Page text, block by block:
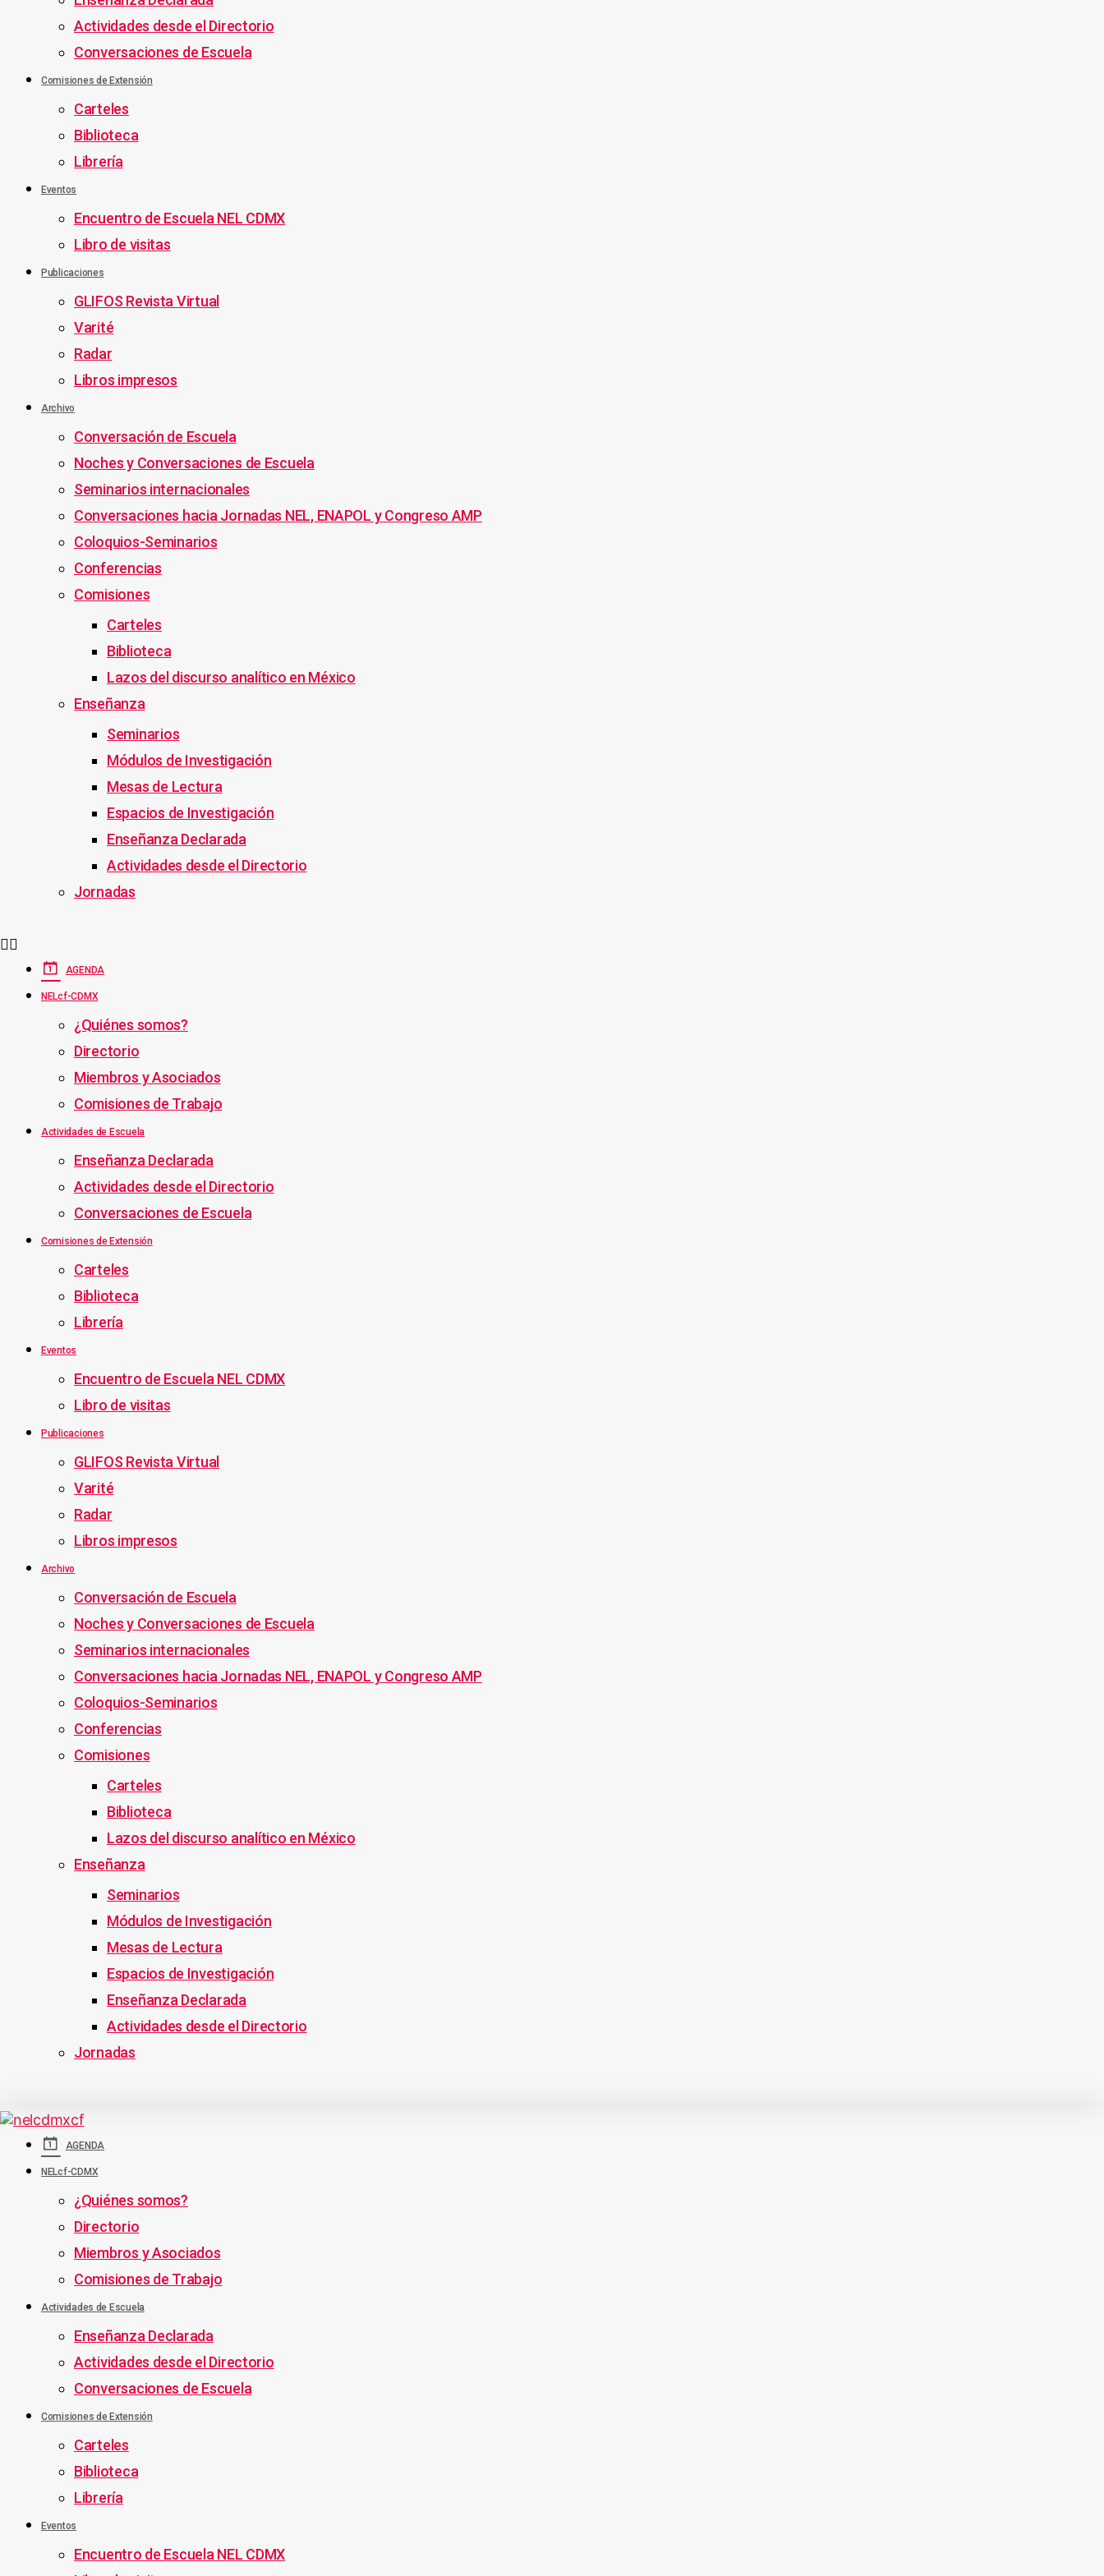
Actividades desde el Directorio
Conversaciones de Escuela
Comisiones de Extensión
Carteles
Biblioteca
Librería
Eventos
Encuentro de Escuela NEL CDMX
Libro de visitas
Publicaciones
GLIFOS Revista Virtual
Varité
Radar
Libros impresos
Archivo
Conversación de Escuela
Noches y Conversaciones de Escuela
Seminarios internacionales
Conversaciones hacia Jornadas NEL, ENAPOL y Congreso AMP
Coloquios-Seminarios
Conferencias
Comisiones
Carteles
Biblioteca
Lazos del discurso analítico en México
Enseñanza
Seminarios
Módulos de Investigación
Mesas de Lectura
Espacios de Investigación
Enseñanza Declarada
Actividades desde el Directorio
Jornadas
AGENDA
NELcf-CDMX
¿Quiénes somos?
Directorio
Miembros y Asociados
Comisiones de Trabajo
Actividades de Escuela
Enseñanza Declarada
Actividades desde el Directorio
Conversaciones de Escuela
Comisiones de Extensión
Carteles
Biblioteca
Librería
Eventos
Encuentro de Escuela NEL CDMX
Libro de visitas
Publicaciones
GLIFOS Revista Virtual
Varité
Radar
Libros impresos
Archivo
Conversación de Escuela
Noches y Conversaciones de Escuela
Seminarios internacionales
Conversaciones hacia Jornadas NEL, ENAPOL y Congreso AMP
Coloquios-Seminarios
Conferencias
Comisiones
Carteles
Biblioteca
Lazos del discurso analítico en México
Enseñanza
Seminarios
Módulos de Investigación
Mesas de Lectura
Espacios de Investigación
Enseñanza Declarada
Actividades desde el Directorio
Jornadas
AGENDA
NELcf-CDMX
¿Quiénes somos?
Directorio
Miembros y Asociados
Comisiones de Trabajo
Actividades de Escuela
Enseñanza Declarada
Actividades desde el Directorio
Conversaciones de Escuela
Comisiones de Extensión
Carteles
Biblioteca
Librería
Eventos
Encuentro de Escuela NEL CDMX